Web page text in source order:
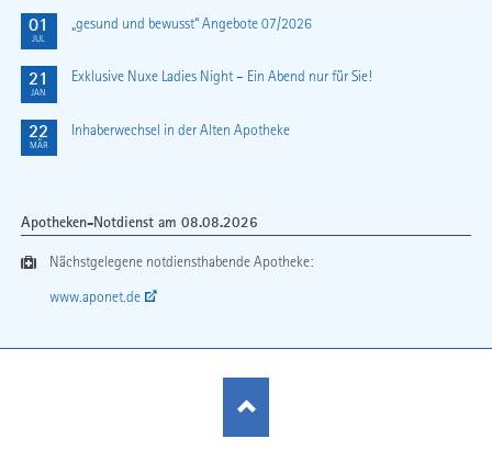
01
JUL
„gesund und bewusst“ Angebote 07/2026
21
JAN
Exklusive Nuxe Ladies Night – Ein Abend nur für Sie!
22
MÄR
Inhaberwechsel in der Alten Apotheke
Apotheken-Notdienst am 08.08.2026
Nächst­gelegene notdienst­habende Apotheke:
www.aponet.de